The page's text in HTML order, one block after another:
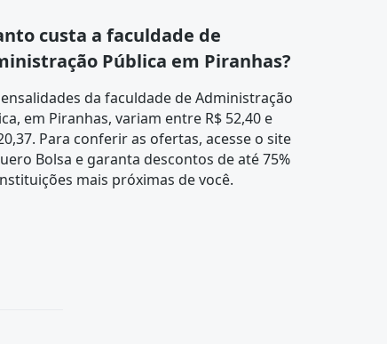
custa a faculdade de
Pública em Piranhas?
da faculdade de Administração
em Piranhas, variam entre R$ 52,40 e
Para conferir as ofertas, acesse o site
Bolsa e garanta descontos de até 75%
mais próximas de você.